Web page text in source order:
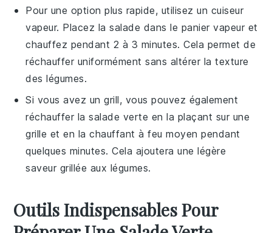
Pour une option plus rapide, utilisez un cuiseur
vapeur. Placez lasalade dans le panier vapeur et
chauffez pendant 2 à 3 minutes. Cela permet de
réchauffer uniformément sans altérer la texture
des légumes.
Si vous avez ungrill, vous pouvez également
réchauffer lasalade verte en la plaçant sur une
grille et en la chauffant à feu moyen pendant
quelques minutes. Cela ajoutera une légère
saveur grillée aux légumes.
Outils Indispensables Pour